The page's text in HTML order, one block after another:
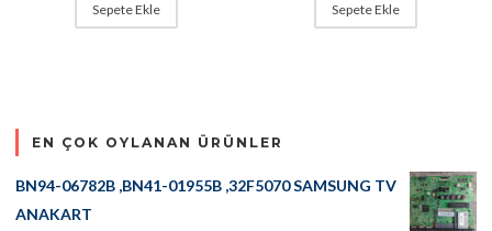
Sepete Ekle Sepete Ekle
EN ÇOK OYLANAN ÜRÜNLER
BN94-06782B ,BN41-01955B ,32F5070 SAMSUNG TV
ANAKART